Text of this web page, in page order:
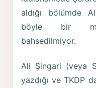
aldığı bölümde
böyle bir
bahsedilmiyor.
Ali Şingari (veya
yazdığı ve TKDP